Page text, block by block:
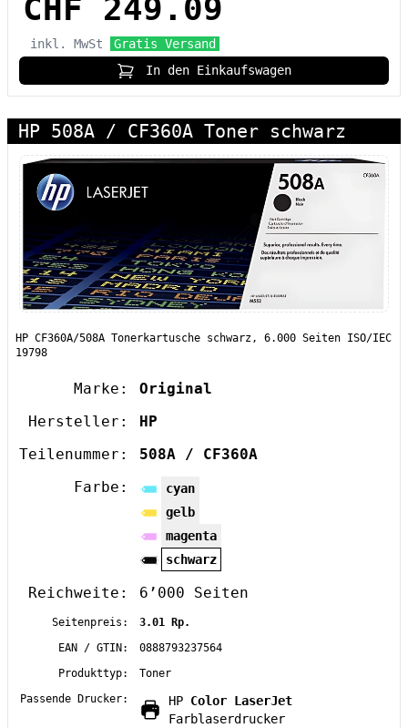
CHF 249.09
inkl. MwSt
Gratis Versand
In den Einkaufswagen
HP 508A / CF360A Toner schwarz
HP CF360A/508A Tonerkartusche schwarz, 6.000 Seiten ISO/IEC
19798
Marke:
Original
Hersteller:
HP
Teilenummer:
508A / CF360A
Farbe:
cyan
gelb
magenta
schwarz
Reichweite: 6’000 Seiten
Seitenpreis:
3.01 Rp.
EAN / GTIN:
0888793237564
Produkttyp:
Toner
Passende Drucker:
HP Color LaserJet
Farblaserdrucker